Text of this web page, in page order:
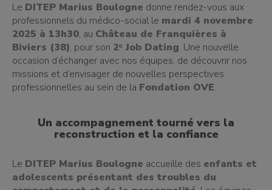
Le DITEP Marius Boulogne donne rendez-vous aux
professionnels du médico-social le mardi 4 novembre
2025 à 13h30, au Château de Franquières à
Biviers (38), pour son 2ᵉ Job Dating. Une nouvelle
occasion d’échanger avec nos équipes, de découvrir nos
missions et d’envisager de nouvelles perspectives
professionnelles au sein de la Fondation OVE.
Un accompagnement tourné vers la
reconstruction et la confiance
Le DITEP Marius Boulogne accueille des enfants et
adolescents présentant des troubles du